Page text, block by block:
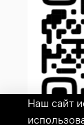
Наш сайт